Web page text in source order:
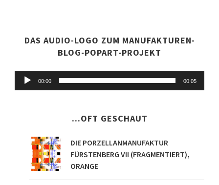
DAS AUDIO-LOGO ZUM MANUFAKTUREN-
BLOG-POPART-PROJEKT
Audio-
Player
00:00 00:05
...OFT GESCHAUT
DIE PORZELLANMANUFAKTUR
FÜRSTENBERG VII (FRAGMENTIERT),
ORANGE